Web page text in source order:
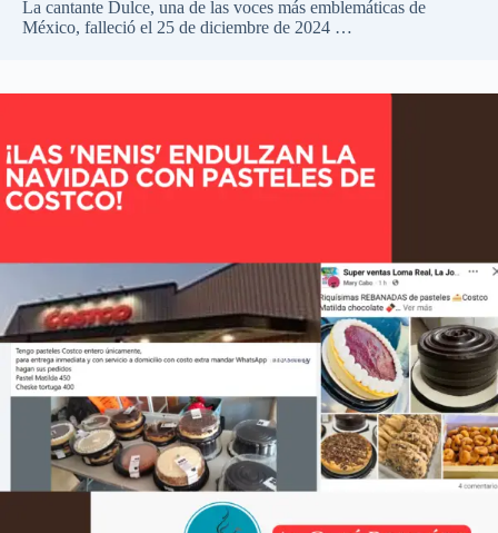
La cantante Dulce, una de las voces más emblemáticas de
México, falleció el 25 de diciembre de 2024 …